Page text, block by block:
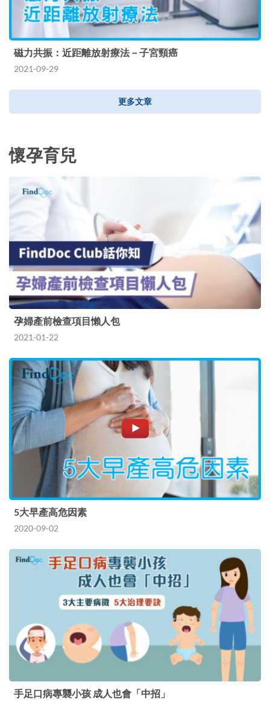
磁力共振：近距離放射療法－子宮頸癌
2021-09-29
更多文章
懷孕育兒
孕婦產前檢查項目懶人包
2021-01-22
5大早產高危因素
2020-09-02
手足口病專襲小孩 成人也會「中招」